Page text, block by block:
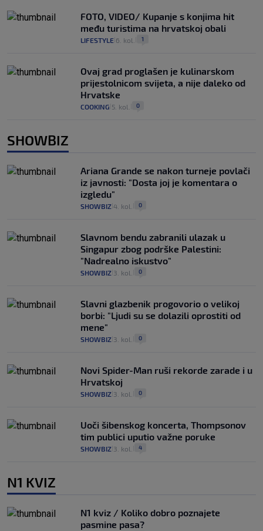
FOTO, VIDEO/ Kupanje s konjima hit
među turistima na hrvatskoj obali
LIFESTYLE 6. kol. 1
Ovaj grad proglašen je kulinarskom
prijestolnicom svijeta, a nije daleko od
Hrvatske
COOKING 5. kol. 0
SHOWBIZ
Ariana Grande se nakon turneje povlači
iz javnosti: "Dosta joj je komentara o
izgledu"
SHOWBIZ 4. kol. 0
Slavnom bendu zabranili ulazak u
Singapur zbog podrške Palestini:
"Nadrealno iskustvo"
SHOWBIZ 3. kol. 0
Slavni glazbenik progovorio o velikoj
borbi: "Ljudi su se dolazili oprostiti od
mene"
SHOWBIZ 3. kol. 0
Novi Spider-Man ruši rekorde zarade i u
Hrvatskoj
SHOWBIZ 3. kol. 0
Uoči šibenskog koncerta, Thompsonov
tim publici uputio važne poruke
SHOWBIZ 3. kol. 4
N1 KVIZ
N1 kviz / Koliko dobro poznajete
pasmine pasa?